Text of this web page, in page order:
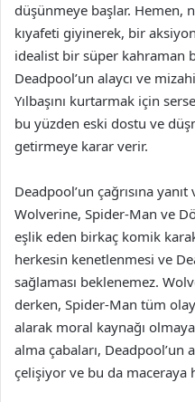
düşünmeye başlar. Hemen,
kıyafeti giyinerek, bir
idealist bir süper kahraman
Deadpool’un alaycı ve
Yılbaşını kurtarmak için
bu yüzden eski dostu ve
getirmeye karar verir.
Deadpool’un çağrısına
Wolverine, Spider-Man ve
eşlik eden birkaç komik
herkesin kenetlenmesi ve
sağlaması beklenemez.
derken, Spider-Man tüm
alarak moral kaynağı olmaya
alma çabaları, Deadpool’un
çelişiyor ve bu da maceraya